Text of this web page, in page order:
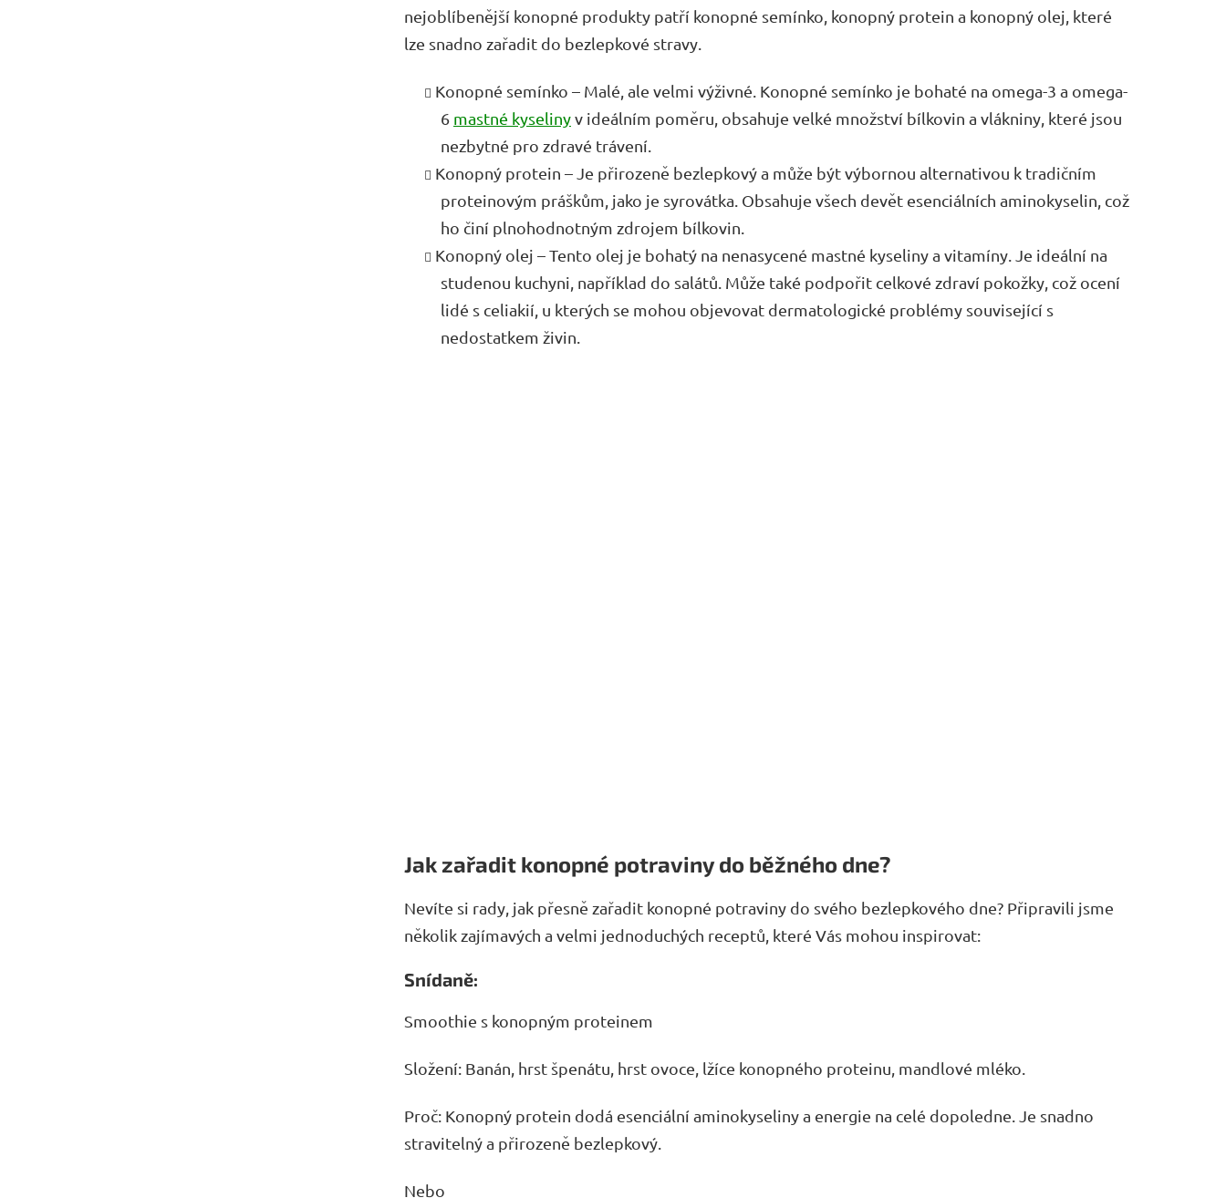
nejoblíbenější konopné produkty patří konopné semínko, konopný protein a konopný olej, které
lze snadno zařadit do bezlepkové stravy.
Konopné semínko – Malé, ale velmi výživné. Konopné semínko je bohaté na omega-3 a omega-
6 mastné kyselinyv ideálním poměru, obsahuje velké množství bílkovin a vlákniny, které jsou
nezbytné pro zdravé trávení.
Konopný protein – Je přirozeně bezlepkový a může být výbornou alternativou k tradičním
proteinovým práškům, jako je syrovátka. Obsahuje všech devět esenciálních aminokyselin, což
ho činí plnohodnotným zdrojem bílkovin.
Konopný olej – Tento olej je bohatý na nenasycené mastné kyseliny a vitamíny. Je ideální na
studenou kuchyni, například do salátů. Může také podpořit celkové zdraví pokožky, což ocení
lidé s celiakií, u kterých se mohou objevovat dermatologické problémy související s
nedostatkem živin.
Jak zařadit konopné potraviny do běžného dne?
Nevíte si rady, jak přesně zařadit konopné potraviny do svého bezlepkového dne? Připravili jsme
několik zajímavých a velmi jednoduchých receptů, které Vás mohou inspirovat:
Snídaně:
Smoothie s konopným proteinem
Složení: Banán, hrst špenátu, hrst ovoce, lžíce konopného proteinu, mandlové mléko.
Proč: Konopný protein dodá esenciální aminokyseliny a energie na celé dopoledne. Je snadno
stravitelný a přirozeně bezlepkový.
Nebo